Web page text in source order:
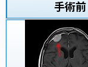
手術前